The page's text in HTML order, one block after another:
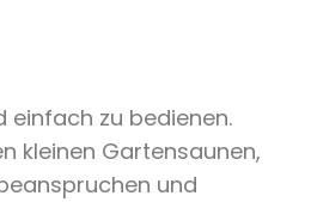
einfach zu bedienen.
kleinen Gartensaunen,
und